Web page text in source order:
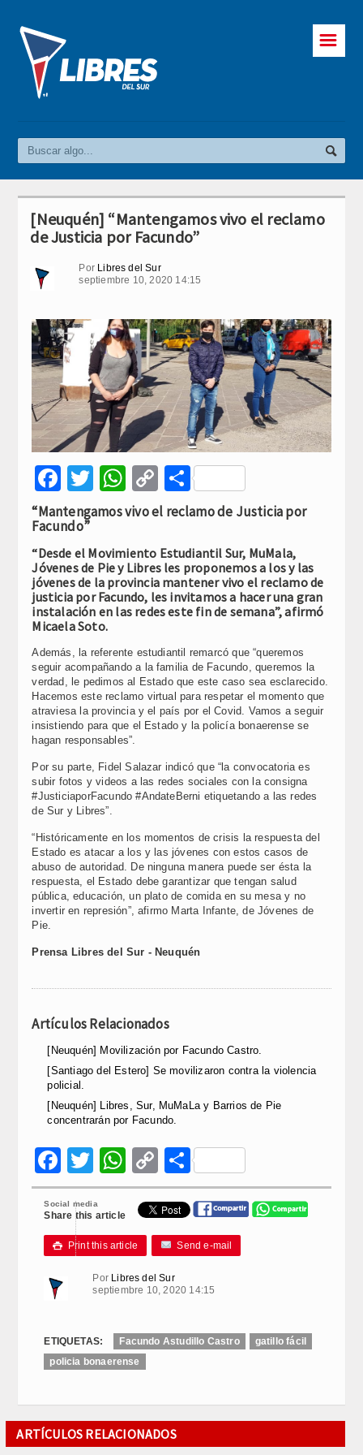
☰
[Neuquén] “Mantengamos vivo el reclamo
de Justicia por Facundo”
Por Libres del Sur
septiembre 10, 2020 14:15
Facebook
Twitter
WhatsApp
Copy
Link
Compartir
“Mantengamos vivo el reclamo de Justicia por
Facundo”
“Desde el Movimiento Estudiantil Sur, MuMala,
Jóvenes de Pie y Libres les proponemos a los y las
jóvenes de la provincia mantener vivo el reclamo de
justicia por Facundo, les invitamos a hacer una gran
instalación en las redes este fin de semana”, afirmó
Micaela Soto.
Además, la referente estudiantil remarcó que “queremos
seguir acompañando a la familia de Facundo, queremos la
verdad, le pedimos al Estado que este caso sea esclarecido.
Hacemos este reclamo virtual para respetar el momento que
atraviesa la provincia y el país por el Covid. Vamos a seguir
insistiendo para que el Estado y la policía bonaerense se
hagan responsables”.
Por su parte, Fidel Salazar indicó que “la convocatoria es
subir fotos y videos a las redes sociales con la consigna
#JusticiaporFacundo #AndateBerni etiquetando a las redes
de Sur y Libres”.
“Históricamente en los momentos de crisis la respuesta del
Estado es atacar a los y las jóvenes con estos casos de
abuso de autoridad. De ninguna manera puede ser ésta la
respuesta, el Estado debe garantizar que tengan salud
pública, educación, un plato de comida en su mesa y no
invertir en represión”, afirmo Marta Infante, de Jóvenes de
Pie.
Prensa Libres del Sur - Neuquén
Artículos Relacionados
[Neuquén] Movilización por Facundo Castro.
[Santiago del Estero] Se movilizaron contra la violencia
policial.
[Neuquén] Libres, Sur, MuMaLa y Barrios de Pie
concentrarán por Facundo.
Facebook
Twitter
WhatsApp
Copy
Link
Compartir
Social media
Share this article
 Print this article Send e-mail
Por Libres del Sur
septiembre 10, 2020 14:15
ETIQUETAS: Facundo Astudillo Castro
gatillo fácil
policia bonaerense
ARTÍCULOS RELACIONADOS